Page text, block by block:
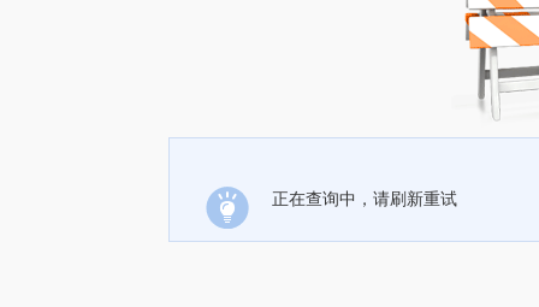
正在查询中，请刷新重试